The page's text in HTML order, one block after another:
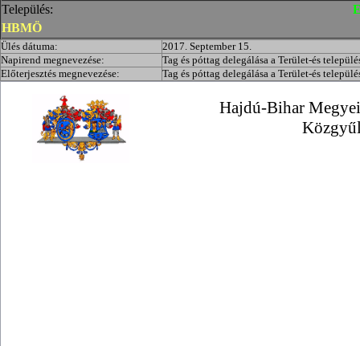
Település:
HBMÖ
Ülés dátuma:
2017. September 15.
Napirend megnevezése:
Tag és póttag delegálása a Terület-és
Előterjesztés megnevezése:
Tag és póttag delegálása a Terület-és